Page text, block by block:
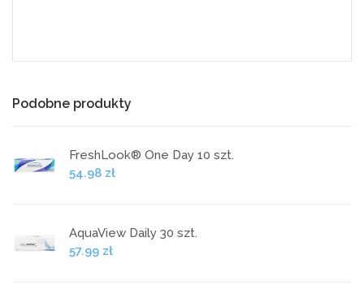
Podobne produkty
FreshLook® One Day 10 szt.
54.98 zł
AquaView Daily 30 szt.
57.99 zł